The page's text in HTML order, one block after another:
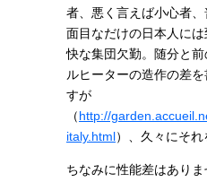
者、悪く言えば小心者
面目なだけの日本人に
快な集団欠勤。随分と
ルヒーターの造作の差
すが
（http://
italy.html）、久々にそれ
ちなみに性能差はあり